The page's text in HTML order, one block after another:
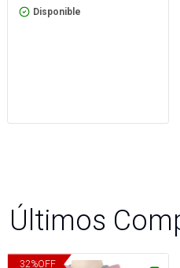
Disponible
Últimos
32%OFF